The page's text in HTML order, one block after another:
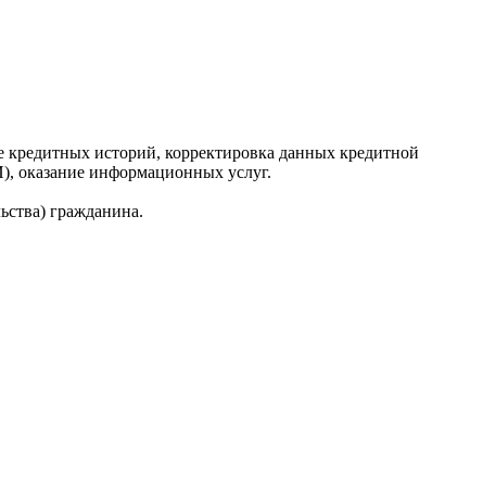
историй, корректировка данных кредитной
оказание информационных услуг.
гражданина.